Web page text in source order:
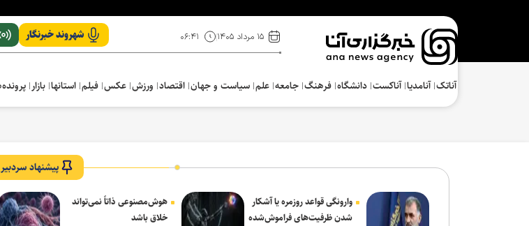
۱۵ مرداد ۱۴۰۵ ۰۶:۴۱ شهروند خبرنگار
آناتک آنامدیا آناکست دانشگاه فرهنگ‌ جامعه علم سیاست و جهان اقتصاد ورزش عکس فیلم استانها بازار
پیشنهاد سردبیر
وارونگی قواعد روزمره یا آشکار
شدن ظرفیت‌های فراموش‌شده
هوش‌مصنوعی ذاتاً نمی‌تواند
خلاق باشد